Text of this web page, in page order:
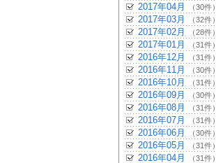
2017年04月 （30件）
2017年03月 （32件）
2017年02月 （28件）
2017年01月 （31件）
2016年12月 （31件）
2016年11月 （30件）
2016年10月 （31件）
2016年09月 （30件）
2016年08月 （31件）
2016年07月 （31件）
2016年06月 （30件）
2016年05月 （31件）
2016年04月 （31件）